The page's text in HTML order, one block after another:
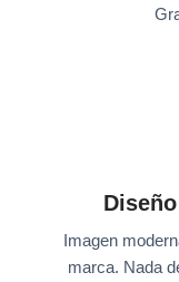
Imagen
marca. Nada